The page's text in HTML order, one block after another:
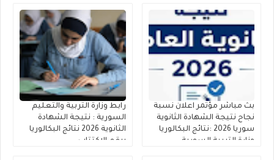
بث مباشر مؤتمر اعلان نسبة
نجاح نتيجة الشهادة الثانوية
سوريا 2026 :نتائج البكالوريا
وزارة التربية السورية
رابط وزارة التربية والتعليم
السورية : نتيجة الشهادة
الثانوية 2026 نتائج البكالوريا
برقم الاكتتاب